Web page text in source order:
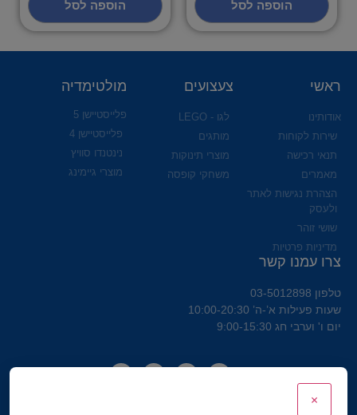
הוספה לסל הוספה לסל
ראשי
אודותינו
שירות לקוחות
תנאי רכישה
מאמרים
הצהרת נגישות לאתר
ולעסק
שושי זוהר
מדיניות פרטיות
צעצועים
לגו - LEGO
מותגים
מוצרי תינוקות
משחקי קופסה
מולטימדיה
פלייסטיישן 5
פלייסטיישן 4
נינטנדו סוויץ
מוצרי גיימינג
צרו עמנו קשר
טלפון 03-5012898
שעות פעילות א’-ה’ 10:00-20:30
יום ו' וערבי חג 9:00-15:30
×